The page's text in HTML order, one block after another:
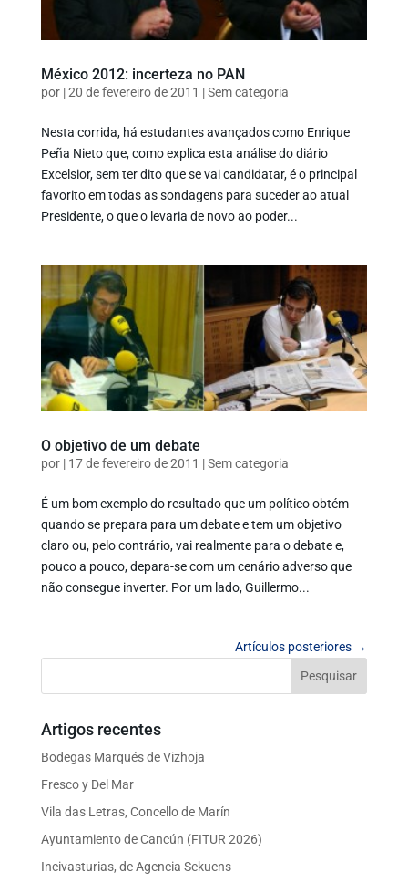
México 2012: incerteza no PAN
por |20 de fevereiro de 2011 |Sem categoria
Nesta corrida, há estudantes avançados como Enrique
Peña Nieto que, como explica esta análise do diário
Excelsior, sem ter dito que se vai candidatar, é o principal
favorito em todas as sondagens para suceder ao atual
Presidente, o que o levaria de novo ao poder...
O objetivo de um debate
por | 17 de fevereiro de 2011 |Sem categoria
É um bom exemplo do resultado que um político obtém
quando se prepara para um debate e tem um objetivo
claro ou, pelo contrário, vai realmente para o debate e,
pouco a pouco, depara-se com um cenário adverso que
não consegue inverter. Por um lado, Guillermo...
Artículos posteriores →
Artigos recentes
Bodegas Marqués de Vizhoja
Fresco y Del Mar
Vila das Letras, Concello de Marín
Ayuntamiento de Cancún (FITUR 2026)
Incivasturias, de Agencia Sekuens